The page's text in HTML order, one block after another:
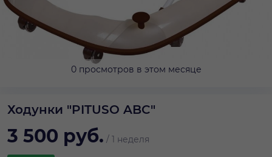
0 просмотров в этом месяце
Ходунки "PITUSO ABC"
3 500 руб. / 1 неделя